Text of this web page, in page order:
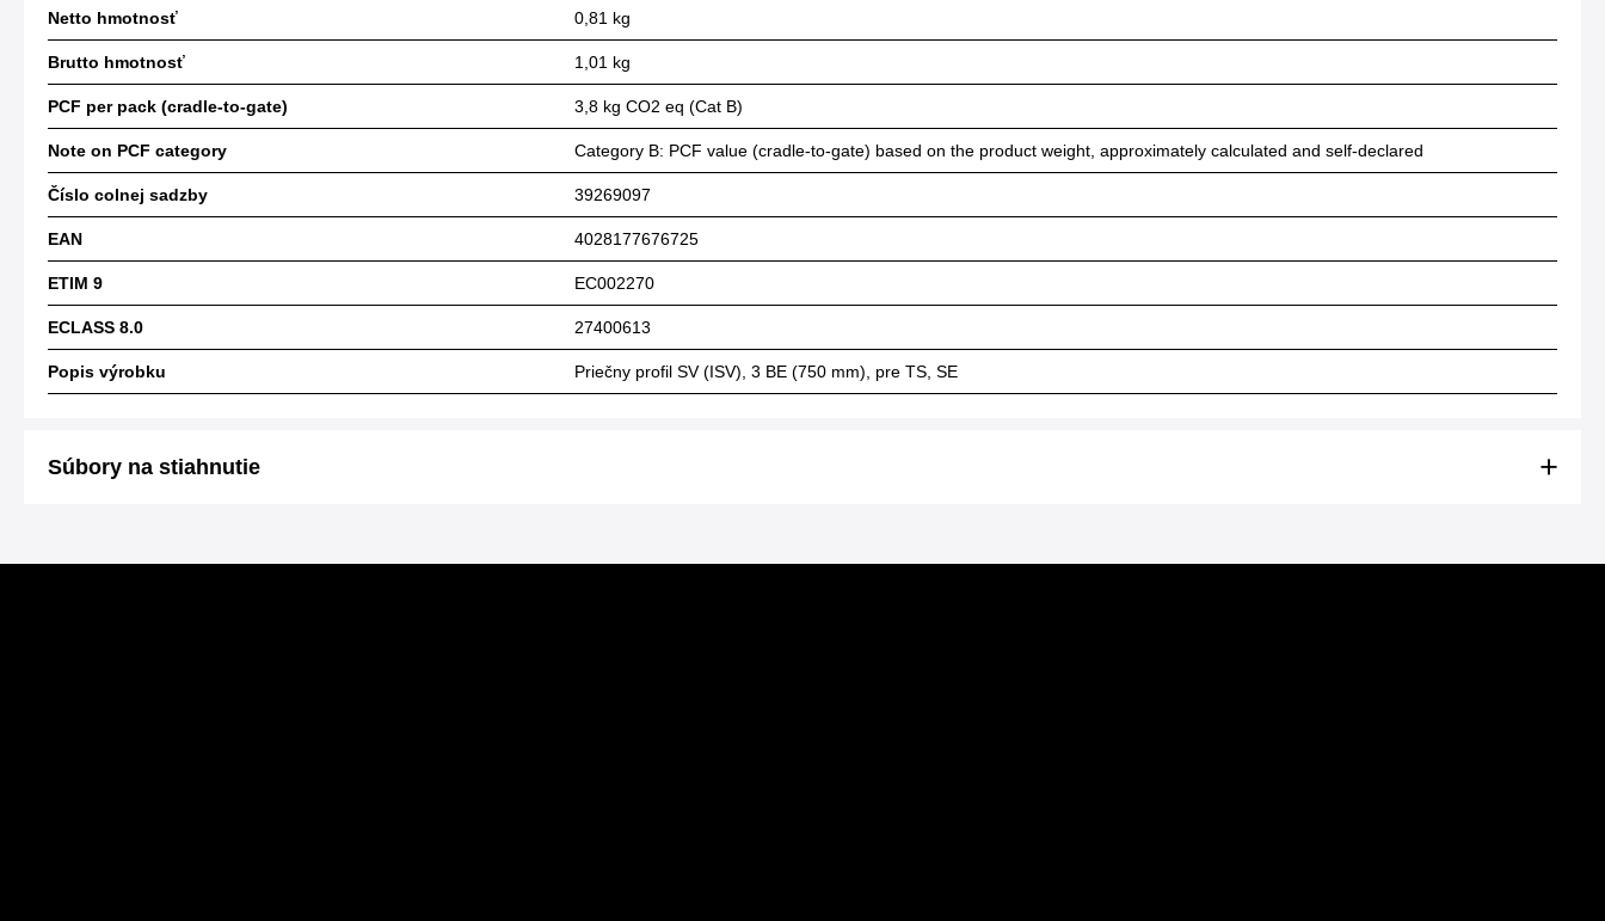
Netto hmotnosť 0,81 kg
Brutto hmotnosť 1,01 kg
PCF per pack (cradle-to-gate) 3,8 kg CO2 eq (Cat B)
Note on PCF category Category B: PCF value (cradle-to-gate) based on the product weight, approximately calculated and self-declared
Číslo colnej sadzby 39269097
EAN 4028177676725
ETIM 9 EC002270
ECLASS 8.0 27400613
Popis výrobku Priečny profil SV (ISV), 3 BE (750 mm), pre TS, SE
Súbory na stiahnutie